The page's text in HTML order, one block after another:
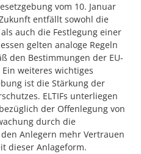
vom 10. Januar
entfällt sowohl die
auch die Festlegung einer
gelten analoge Regeln
den Bestimmungen der EU-
weiteres wichtiges
ist die Stärkung der
ELTIFs unterliegen
der Offenlegung von
durch die
Anlegern mehr Vertrauen
dieser Anlageform.